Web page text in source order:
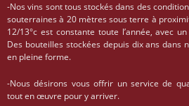
-Nos vins sont tous stockés dans des
souterraines à 20 mètres sous terre à
12/13°c est constante toute l’année, avec
Des bouteilles stockées depuis dix ans dans
en pleine forme.
-Nous désirons vous offrir un service de
tout en œuvre pour y arriver.